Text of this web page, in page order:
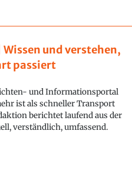
Wissen und verstehen,
passiert
und Informationsportal
ist als schneller Transport
berichtet laufend aus der
verständlich, umfassend.